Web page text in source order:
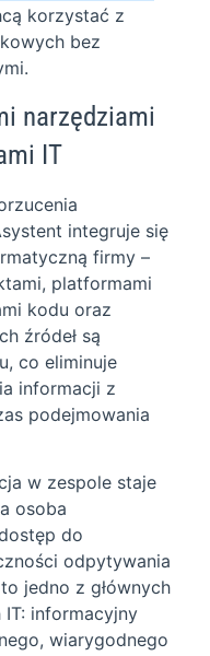
korzystać z
bez
narzędziami
IT
integruje się
firmy –
platformami
kodu oraz
źródeł są
co eliminuje
informacji z
podejmowania
w zespole staje
osoba
do
odpytywania
jedno z głównych
informacyjny
wiarygodnego